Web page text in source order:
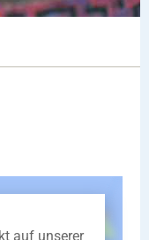
auf unserer